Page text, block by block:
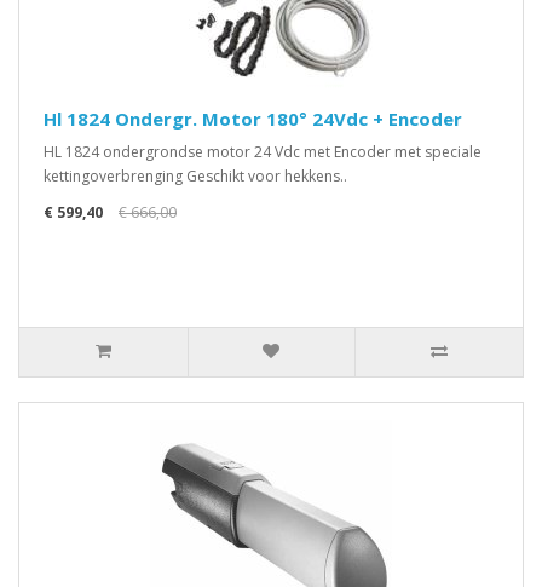
Hl 1824 Ondergr. Motor 180° 24Vdc + Encoder
HL 1824 ondergrondse motor 24 Vdc met Encoder met speciale
kettingoverbrenging Geschikt voor hekkens..
€ 599,40
€ 666,00